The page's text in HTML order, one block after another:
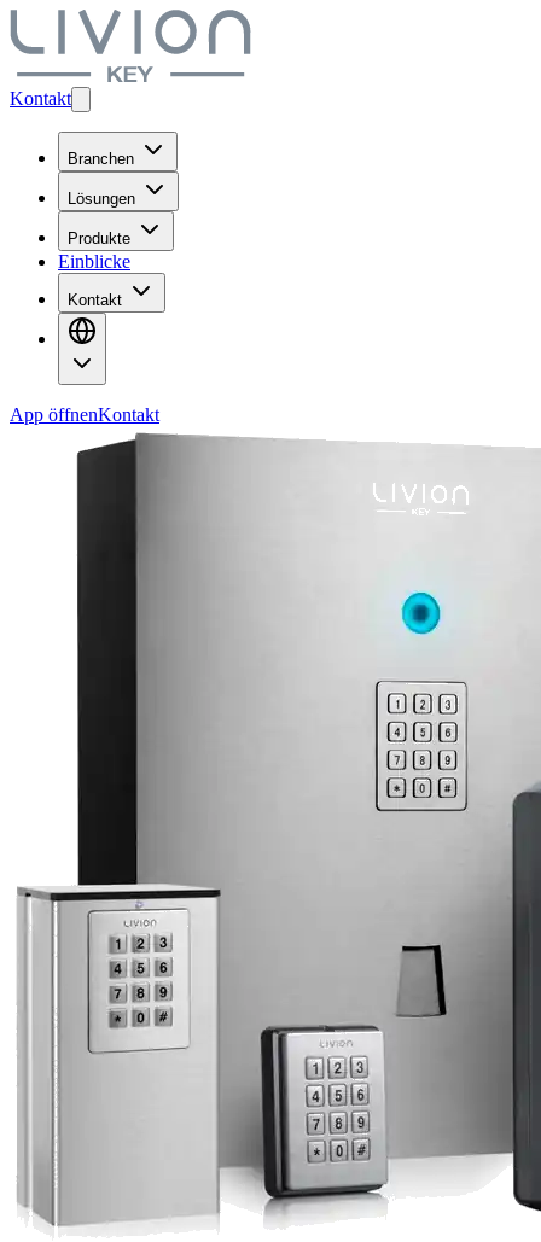
Kontakt
Branchen
Lösungen
Produkte
Einblicke
Kontakt
App öffnenKontakt